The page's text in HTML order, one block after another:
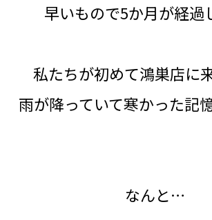
早いもので5か月が経過
私たちが初めて鴻巣店に
雨が降っていて寒かった記
なんと…